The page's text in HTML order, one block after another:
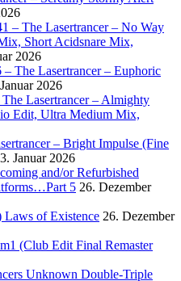
– The Lasertrancer – No Way
Short Acidsnare Mix,
2026
The Lasertrancer – Euphoric
2026
Lasertrancer – Almighty
Edit, Ultra Medium Mix,
– Bright Impulse (Fine
3. Januar 2026
and/or Refurbished
5 26. Dezember
Laws of Existence 26. Dezember
(Club Edit Final Remaster
Unknown Double-Triple